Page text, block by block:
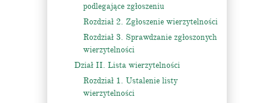
podlegające zgłoszeniu
Rozdział 2. Zgłoszenie wierzytelności
Rozdział 3. Sprawdzanie zgłoszonych
wierzytelności
Dział II. Lista wierzytelności
Rozdział 1. Ustalenie listy
wierzytelności